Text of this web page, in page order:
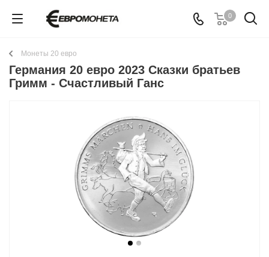
0
Монеты 20 евро
Германия 20 евро 2023 Сказки братьев
Гримм - Счастливый Ганс